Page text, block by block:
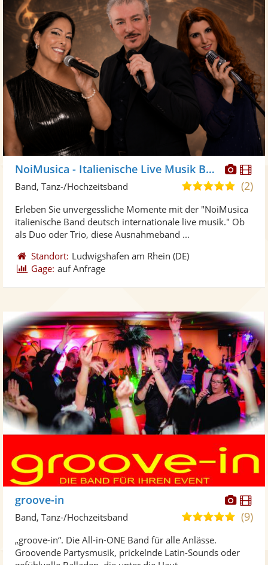
Fotos
NoiMusica - Italienische Live Musik Band
5,0
5
(2)
Band, Tanz-/Hochzeitsband
Erleben Sie unvergessliche Momente mit der "NoiMusica
italienische Band deutsch internationale live musik." Ob
als Duo oder Trio, diese Ausnahmeband ...
Standort: Ludwigshafen am Rhein (DE)
Gage: auf Anfrage
groove-in
5,0(9)
Band, Tanz-/Hochzeitsband
„groove-in“. Die All-in-ONE Band für alle Anlässe.
Groovende Partysmusik, prickelnde Latin-Sounds oder